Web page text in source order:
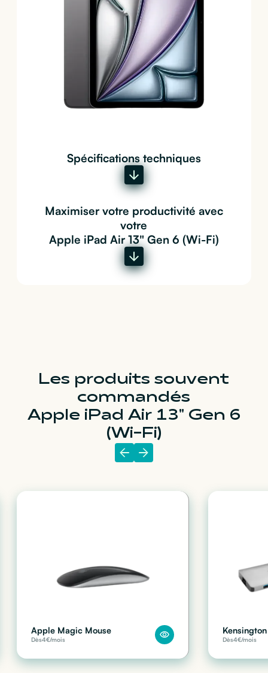
Spécifications techniques
Maximiser votre productivité avec
votre
Apple iPad Air 13" Gen 6 (Wi-Fi)
Les produits souvent
commandés
Apple iPad Air 13" Gen 6
(Wi-Fi)
Apple Magic Mouse
Dès4€/mois Dès4€/mois